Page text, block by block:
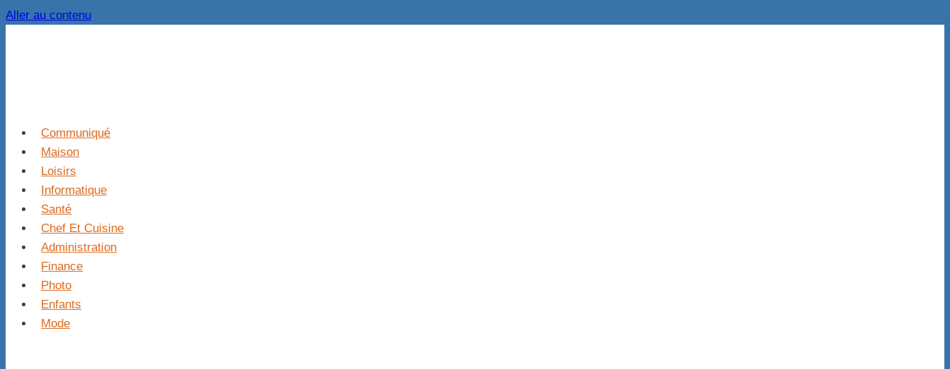
Aller au contenu
Communiqué
Maison
Loisirs
Informatique
Santé
Chef Et Cuisine
Administration
Finance
Photo
Enfants
Mode